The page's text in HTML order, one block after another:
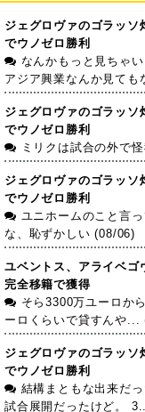
ジェグロヴァのゴラッ
でウノゼロ勝利
なんかもっと見ちゃ
アジア興業なんか見て
ジェグロヴァのゴラッ
でウノゼロ勝利
ミリクは試合の外で
ジェグロヴァのゴラッ
でウノゼロ勝利
ユニホームのこと言
な、恥ずかしい (08/06)
ユベントス、アライベゴ
完全移籍で獲得
そら3300万ユーロか
ーロくらいで貸すんや...
ジェグロヴァのゴラッ
でウノゼロ勝利
結構まともな出来だ
試合展開だったけど。